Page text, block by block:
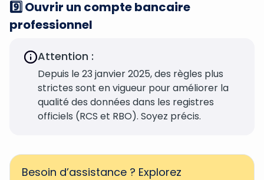
9️⃣ Ouvrir un compte bancaire
professionnel
Attention :
Depuis le 23 janvier 2025, des règles plus
strictes sont en vigueur pour améliorer la
qualité des données dans les registres
officiels (RCS et RBO). Soyez précis.
Besoin d’assistance ? Explorez